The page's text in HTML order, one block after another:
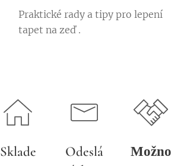
Praktické rady a tipy pro lepení
tapet na zeď .
Sklade
Odeslá
Možno